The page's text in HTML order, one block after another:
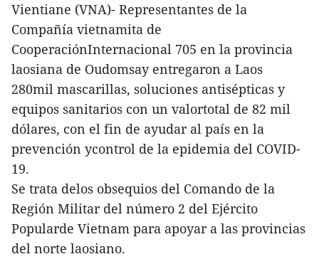
Vientiane (VNA)- Representantes de la
Compañía vietnamita de
CooperaciónInternacional 705 en la provincia
laosiana de Oudomsay entregaron a Laos
280mil mascarillas, soluciones antisépticas y
equipos sanitarios con un valortotal de 82 mil
dólares, con el fin de ayudar al país en la
prevención ycontrol de la epidemia del COVID-
19.
Se trata delos obsequios del Comando de la
Región Militar del número 2 del Ejército
Popularde Vietnam para apoyar a las provincias
del norte laosiano.